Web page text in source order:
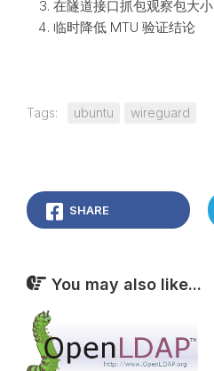
在隧道接口抓包观察包大小
临时降低 MTU 验证结论
Tags: ubuntu wireguard
SHARE
You may also like...